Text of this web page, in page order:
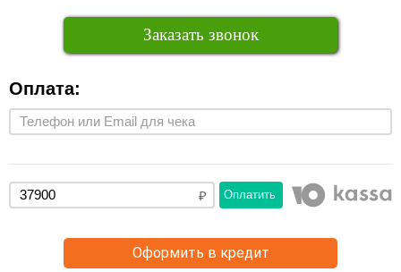
Заказать звонок
Оплата:
Оплатить
Оформить в кредит